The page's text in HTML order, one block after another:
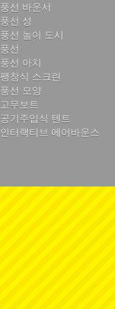
풍선 바운서
풍선 성
풍선 놀이 도시
풍선
풍선 아치
팽창식 스크린
풍선 모양
고무보트
공기주입식 텐트
인터랙티브 에어바운스